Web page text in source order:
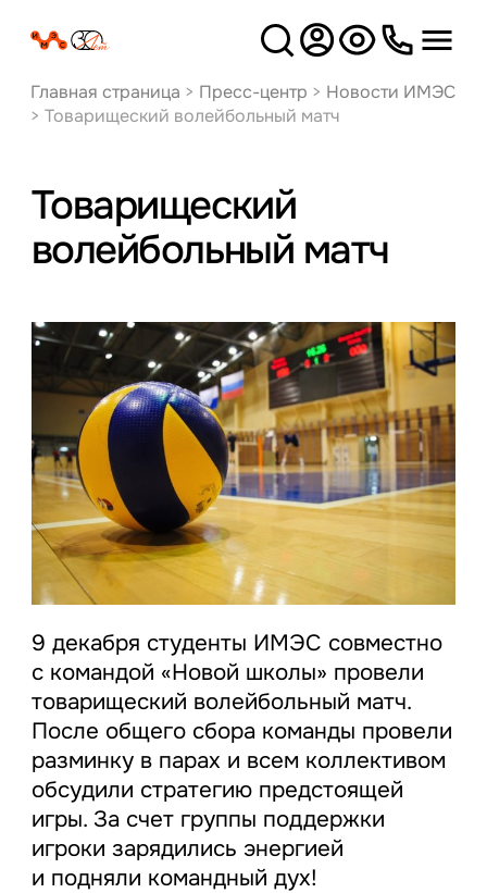
Версия
для слабовидящих
Главная страница > Пресс-центр > Новости ИМЭС
> Товарищеский волейбольный матч
Товарищеский
волейбольный матч
9 декабря студенты ИМЭС совместно
с командой «Новой школы» провели
товарищеский волейбольный матч.
После общего сбора команды провели
разминку в парах и всем коллективом
обсудили стратегию предстоящей
игры. За счет группы поддержки
игроки зарядились энергией
и подняли командный дух!